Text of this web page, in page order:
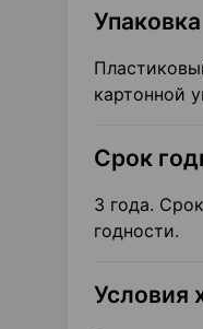
Упаковка
картонной
Срок
3 года.
годности.
Условия